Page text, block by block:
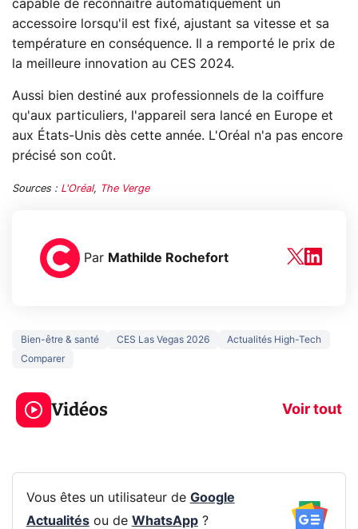
capable de reconnaître automatiquement un
accessoire lorsqu'il est fixé, ajustant sa vitesse et sa
température en conséquence. Il a remporté le prix de
la meilleure innovation au CES 2024.
Aussi bien destiné aux professionnels de la coiffure
qu'aux particuliers, l'appareil sera lancé en Europe et
aux États-Unis dès cette année. L'Oréal n'a pas encore
précisé son coût.
Sources : L'Oréal, The Verge
Par Mathilde Rochefort
Bien-être & santé CES Las Vegas 2026
Actualités High-Tech
Comparer
Vidéos Voir tout
3 écrans en 1 pour
319€ ? Voici L'AOC
CQ32G4ZA !
prochaine
Vous êtes un utilisateur de Google
Actualitésou de WhatsApp?